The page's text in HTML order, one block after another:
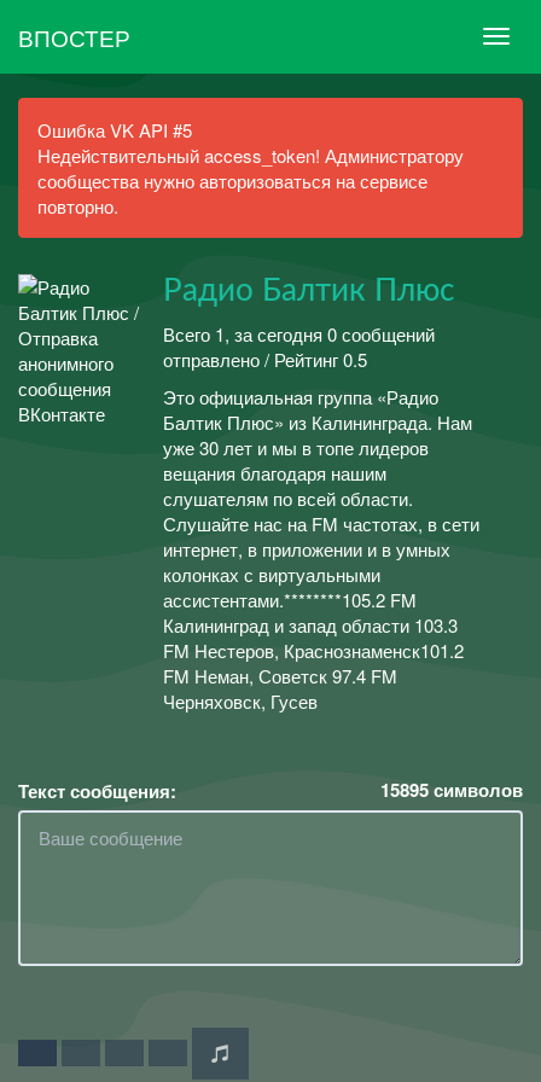
ВПОСТЕР
Ошибка VK API #5
Недействительный access_token! Администратору
сообщества нужно авторизоваться на сервисе
повторно.
Радио Балтик Плюс
Всего 1, за сегодня 0 сообщений
отправлено / Рейтинг 0.5
Это официальная группа «Радио
Балтик Плюс» из Калининграда. Нам
уже 30 лет и мы в топе лидеров
вещания благодаря нашим
слушателям по всей области.
Слушайте нас на FM частотах, в сети
интернет, в приложении и в умных
колонках с виртуальными
ассистентами.********105.2 FM
Калининград и запад области 103.3
FM Нестеров, Краснознаменск101.2
FM Неман, Советск 97.4 FM
Черняховск, Гусев
Текст сообщения: 15895символов